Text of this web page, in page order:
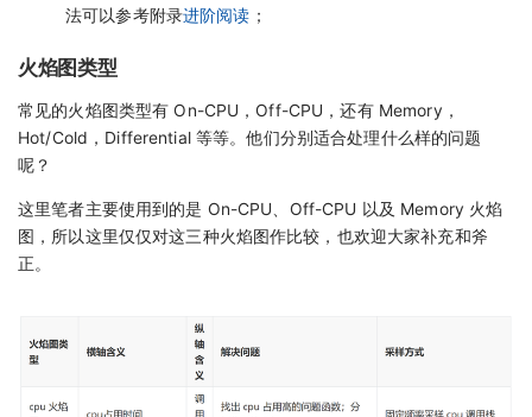
法可以参考附录进阶阅读 ；
火焰图类型
常见的火焰图类型有 On-CPU，Off-CPU，还有 Memory，
Hot/Cold，Differential 等等。他们分别适合处理什么样的问题
呢？
这里笔者主要使用到的是 On-CPU、Off-CPU 以及 Memory 火焰
图，所以这里仅仅对这三种火焰图作比较，也欢迎大家补充和斧
正。